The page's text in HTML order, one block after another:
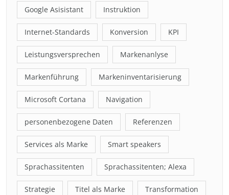
Google Asisistant Instruktion
Internet-Standards Konversion KPI
Leistungsversprechen Markenanlyse
Markenführung Markeninventarisierung
Microsoft Cortana Navigation
personenbezogene Daten Referenzen
Services als Marke Smart speakers
Sprachassitenten Sprachassitenten; Alexa
Strategie Titel als Marke Transformation